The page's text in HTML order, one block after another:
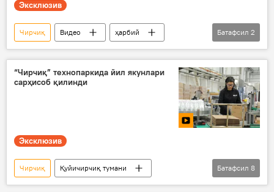
Эксклюзив
Чирчиқ Видео
ҳарбий
ҳарбий техника
Мудофаа вазирлиги
Батафсил 2
“Чирчиқ” технопаркида йил якунлари
сарҳисоб қилинди
Эксклюзив
Чирчиқ
Қуйичирчиқ тумани
технопарк
корхона
бизнес
Батафсил 8